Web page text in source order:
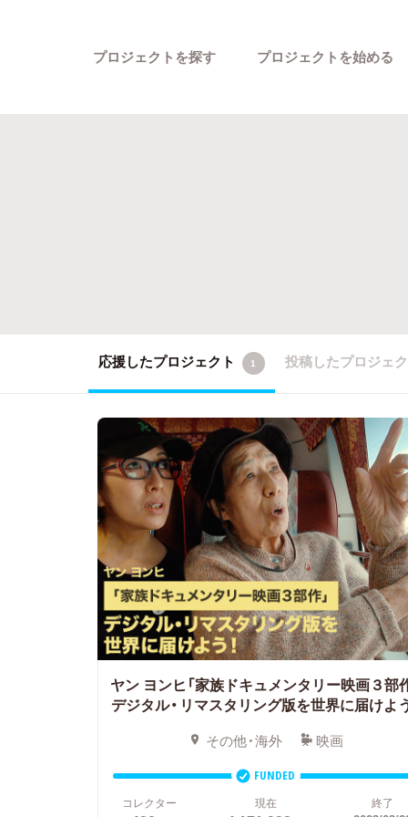
プロジェクトを探す プロジェクトを始める
応援したプロジェクト 1 投稿したプロジェ
ヤン ヨンヒ「家族ドキュメンタリー映画３部
デジタル・リマスタリング版を世界に届けよ
その他・海外 映画
FUNDED
コレクター
現在 終了